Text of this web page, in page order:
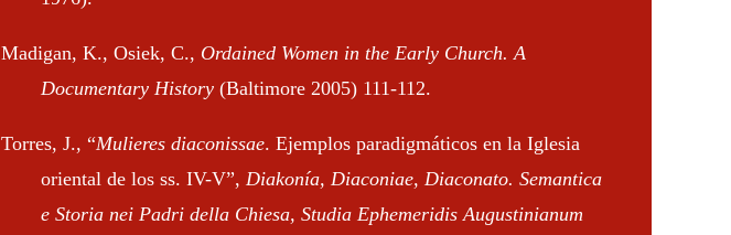
Madigan, K., Osiek, C., Ordained Women in the Early Church.A
Documentary History (Baltimore 2005) 111-112.
Torres, J., “Mulieres diaconissae. Ejemplos paradigmáticos en la Iglesia
oriental de los ss. IV-V”, Diakonía, Diaconiae, Diaconato. Semantica
e Storia nei Padri della Chiesa, Studia Ephemeridis Augustinianum